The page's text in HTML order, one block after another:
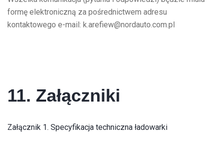
formę elektroniczną za pośrednictwem adresu
kontaktowego e-mail: k.arefiew@nordauto.com.pl
11. Załączniki
Załącznik 1. Specyfikacja techniczna ładowarki